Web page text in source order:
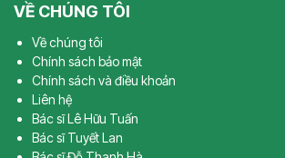
VỀ CHÚNG TÔI
Về chúng tôi
Chính sách bảo mật
Chính sách và điều khoản
Liên hệ
Bác sĩ Lê Hữu Tuấn
Bác sĩ Tuyết Lan